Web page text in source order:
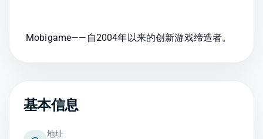
Mobigame——自2004年以来的创新游戏缔造者。
基本信息
地址